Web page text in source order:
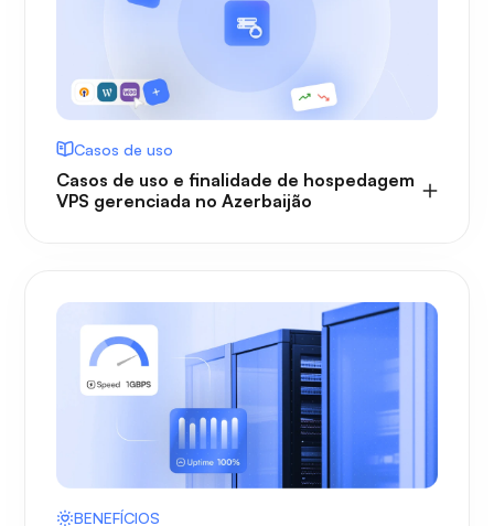
Casos de uso
Casos de uso e finalidade de hospedagem
VPS gerenciada no Azerbaijão
BENEFÍCIOS